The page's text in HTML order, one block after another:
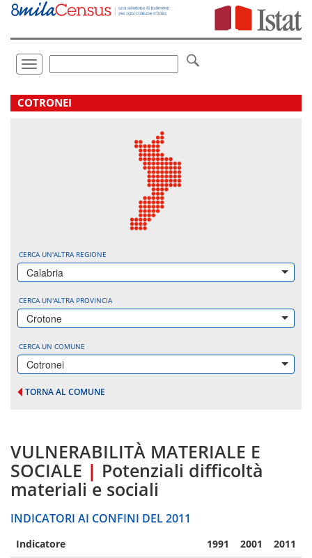
Vai
direttamente
Toggle
navigation
.
COTRONEI
CERCA UN'ALTRA REGIONE
Calabria
CERCA UN'ALTRA PROVINCIA
Crotone
CERCA UN COMUNE
Cotronei
TORNA AL COMUNE
VULNERABILITÀ MATERIALE E
SOCIALE | Potenziali difficoltà
materiali e sociali
INDICATORI AI CONFINI DEL 2011
Indicatore 1991 2001 2011